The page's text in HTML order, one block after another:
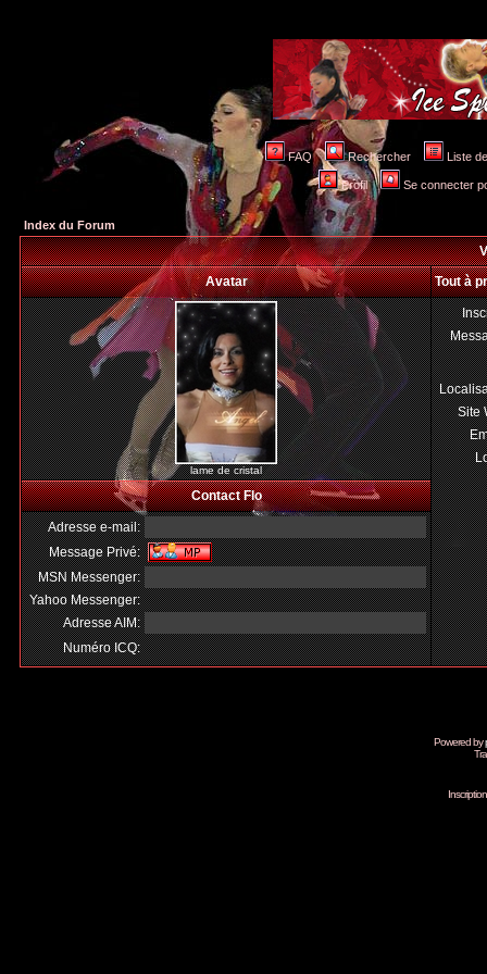
FAQ Rechercher Liste
Profil Se connecter
Index du Forum
Avatar
Tout à
lame de cristal
Site
Contact Flo
Adresse e-mail:
Message Privé:
MSN Messenger:
Yahoo Messenger:
Adresse AIM:
Numéro ICQ:
Powered by